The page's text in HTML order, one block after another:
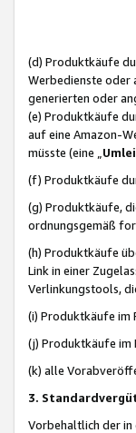
(d) Produktkäufe
Werbedienste oder
generierten oder
(e) Produktkäufe
auf eine Amazon-
müsste (eine „
(f) Produktkäufe
(g) Produktkäufe,
ordnungsgemäß
(h) Produktkäufe
Link in einer
Verlinkungstools,
(i) Produktkäufe im
(j) Produktkäufe im
(k) alle
3.
Vorbehaltlich der in